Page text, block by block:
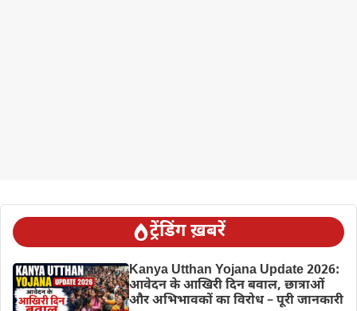
ट्रेंडिंग ख़बरें
Kanya Utthan Yojana Update 2026:
आवेदन के आखिरी दिन बवाल, छात्राओं
और अभिभावकों का विरोध – पूरी जानकारी